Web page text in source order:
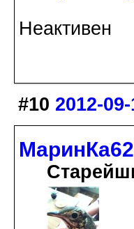
Неактивен
#10 2012-
МаринКа62